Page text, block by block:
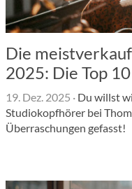
Die
2025: Die Top
19. Dez. 2025 · Du willst
Studiokopfhörer bei
Überraschungen gefasst!